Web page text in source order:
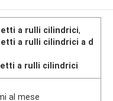
a rulli cilindrici,
a rulli cilindrici a d
a rulli cilindrici
al mese